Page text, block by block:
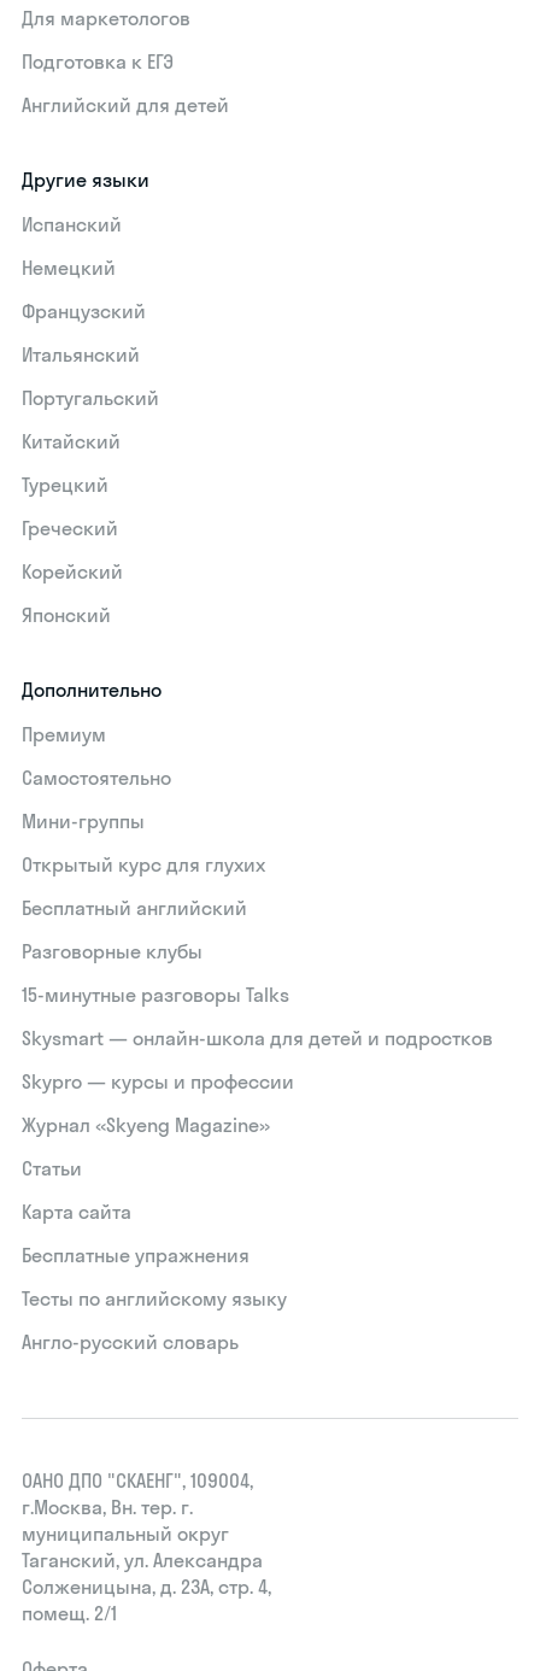
Для маркетологов
Подготовка к ЕГЭ
Английский для детей
Другие языки
Испанский
Немецкий
Французский
Итальянский
Португальский
Китайский
Турецкий
Греческий
Корейский
Японский
Дополнительно
Премиум
Самостоятельно
Мини-группы
Открытый курс для глухих
Бесплатный английский
Разговорные клубы
15‑минутные разговоры Talks
Skysmart — онлайн-школа для детей и подростков
Skypro — курсы и профессии
Журнал «Skyeng Magazine»
Статьи
Карта сайта
Бесплатные упражнения
Тесты по английскому языку
Англо-русский словарь
ОАНО ДПО "СКАЕНГ", 109004,
г.Москва, Вн. тер. г.
муниципальный округ
Таганский, ул. Александра
Солженицына, д. 23А, стр. 4,
помещ. 2/1